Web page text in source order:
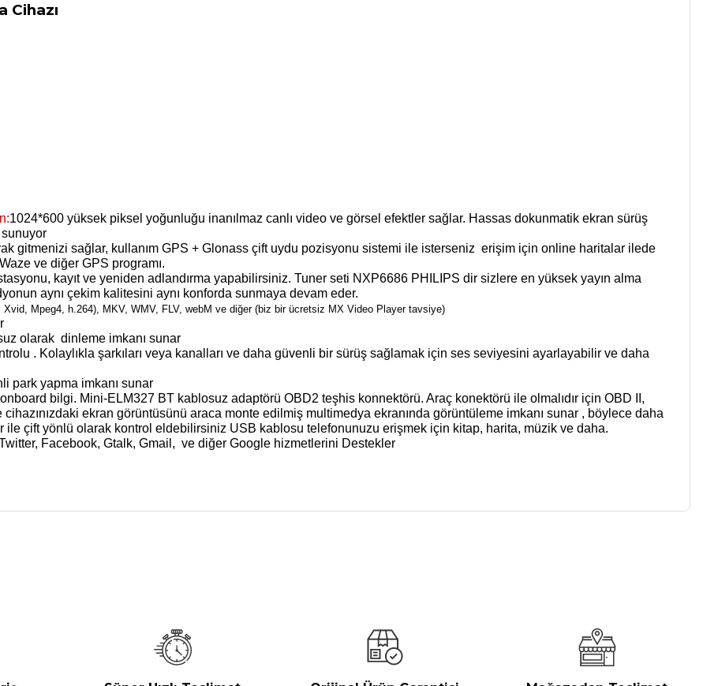
Cihazı
1024*600 yüksek piksel yoğunluğu inanılmaz canlı video ve görsel efektler sağlar. Hassas dokunmatik ekran sürüş
sunuyor
gitmenizi sağlar, kullanım GPS + Glonass çift uydu pozisyonu sistemi ile isterseniz erişim için online haritalar ilede
ve diğer GPS programı.
kayıt ve yeniden adlandırma yapabilirsiniz. Tuner seti NXP6686 PHILIPS dir sizlere en yüksek yayın alma
aynı çekim kalitesini aynı konforda sunmaya devam eder.
Mpeg4, h.264), MKV, WMV, FLV, webM ve diğer (biz bir ücretsiz MX Video Player tavsiye)
olarak dinleme imkanı sunar
. Kolaylıkla şarkıları veya kanalları ve daha güvenli bir sürüş sağlamak için ses seviyesini ayarlayabilir ve daha
park yapma imkanı sunar
bilgi. Mini-ELM327 BT kablosuz adaptörü OBD2 teşhis konnektörü. Araç konektörü ile olmalıdır için OBD II,
ekran görüntüsünü araca monte edilmiş multimedya ekranında görüntüleme imkanı sunar , böylece daha
ile çift yönlü olarak kontrol eldebilirsiniz USB kablosu telefonunuzu erişmek için kitap, harita, müzik ve daha.
Facebook, Gtalk, Gmail, ve diğer Google hizmetlerini Destekler